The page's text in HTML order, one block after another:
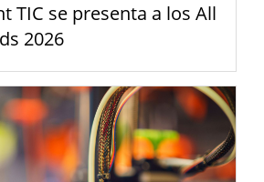
TIC se presenta a los All
2026